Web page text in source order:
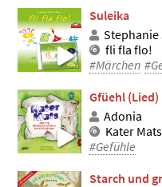
Suleika
fli fla flo!
#Märchen
Gfüehl (Lied)
Adonia
Kater Mats
#Gefühle
Starch und